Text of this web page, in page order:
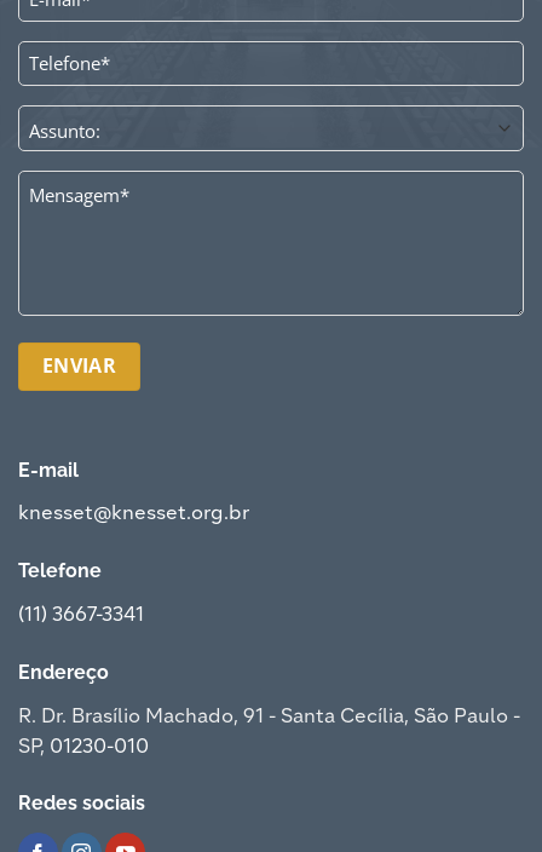
MAIL
*
TELEFONE
*
ASSUNTO
*
MENSAGEM
E-mail
knesset@knesset.org.br
Telefone
(11) 3667-3341
Endereço
R. Dr. Brasílio Machado, 91 - Santa Cecília, São Paulo -
SP, 01230-010
Redes sociais